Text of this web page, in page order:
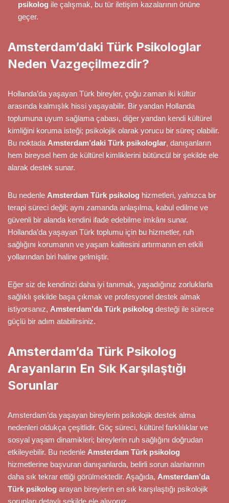
psikolog ile çalışmak, bu tür iletişim kazalarının önüne
geçer.
Amsterdam’daki Türk Psikologlar
Neden Vazgeçilmezdir?
Hollanda’da yaşayan Türk bireyler, çoğu zaman iki kültür
arasında kalmışlık hissi yaşayabilir. Bir yandan Hollanda
toplumuna uyum sağlama çabası, diğer yandan kendi kültürel
kimliğini koruma isteği; psikolojik olarak yorucu bir süreç olabilir.
Bu noktadaAmsterdam’daki Türk psikologlar, danışanların
hem bireysel hem de kültürel kimliklerini bütüncül bir şekilde ele
alarak destek sunar.
Bu nedenle Amsterdam Türk psikolog hizmetleri, yalnızca bir
terapi süreci değil; aynı zamanda anlaşılma, kabul edilme ve
güvenli bir alanda kendini ifade edebilme imkânı sunar.
Hollanda’da yaşayan Türk toplumu için bu hizmetler, ruh
sağlığını korumanın ve yaşam kalitesini artırmanın en etkili
yollarından biri haline gelmiştir.
Eğer siz de kendinizi daha iyi tanımak, yaşadığınız zorluklarla
sağlıklı şekilde başa çıkmak ve profesyonel destek almak
istiyorsanız, Amsterdam’da Türk psikolog desteği ile sürece
güçlü bir adım atabilirsiniz.
Amsterdam’da Türk Psikolog
Arayanların En Sık Karşılaştığı
Sorunlar
Amsterdam’da yaşayan bireylerin psikolojik destek alma
nedenleri oldukça çeşitlidir. Göç süreci, kültürel farklılıklar ve
sosyal yaşam dinamikleri; bireylerin ruh sağlığını doğrudan
etkileyebilir. Bu nedenle Amsterdam Türk psikolog
hizmetlerine başvuran danışanlarda, belirli sorun alanlarının
daha sık tekrar ettiği görülmektedir. Aşağıda, Amsterdam’da
Türk psikolog arayan bireylerin en sık karşılaştığı psikolojik